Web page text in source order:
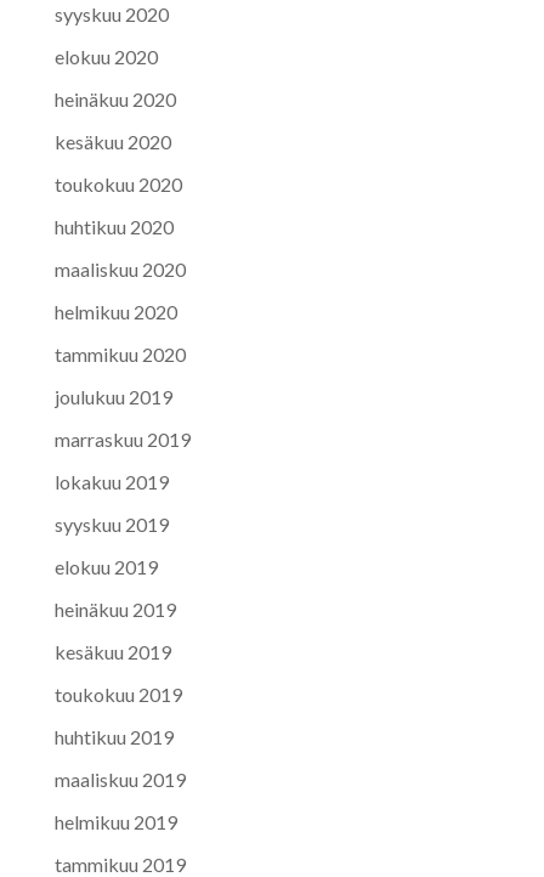
syyskuu 2020
elokuu 2020
heinäkuu 2020
kesäkuu 2020
toukokuu 2020
huhtikuu 2020
maaliskuu 2020
helmikuu 2020
tammikuu 2020
joulukuu 2019
marraskuu 2019
lokakuu 2019
syyskuu 2019
elokuu 2019
heinäkuu 2019
kesäkuu 2019
toukokuu 2019
huhtikuu 2019
maaliskuu 2019
helmikuu 2019
tammikuu 2019